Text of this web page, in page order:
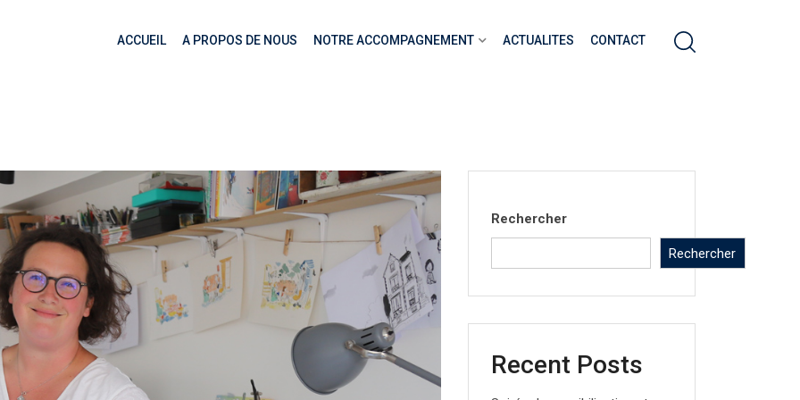
ACCUEIL A PROPOS DE NOUS NOTRE ACCOMPAGNEMENT ACTUALITES CONTACT
Rechercher
Rechercher
Recent Posts